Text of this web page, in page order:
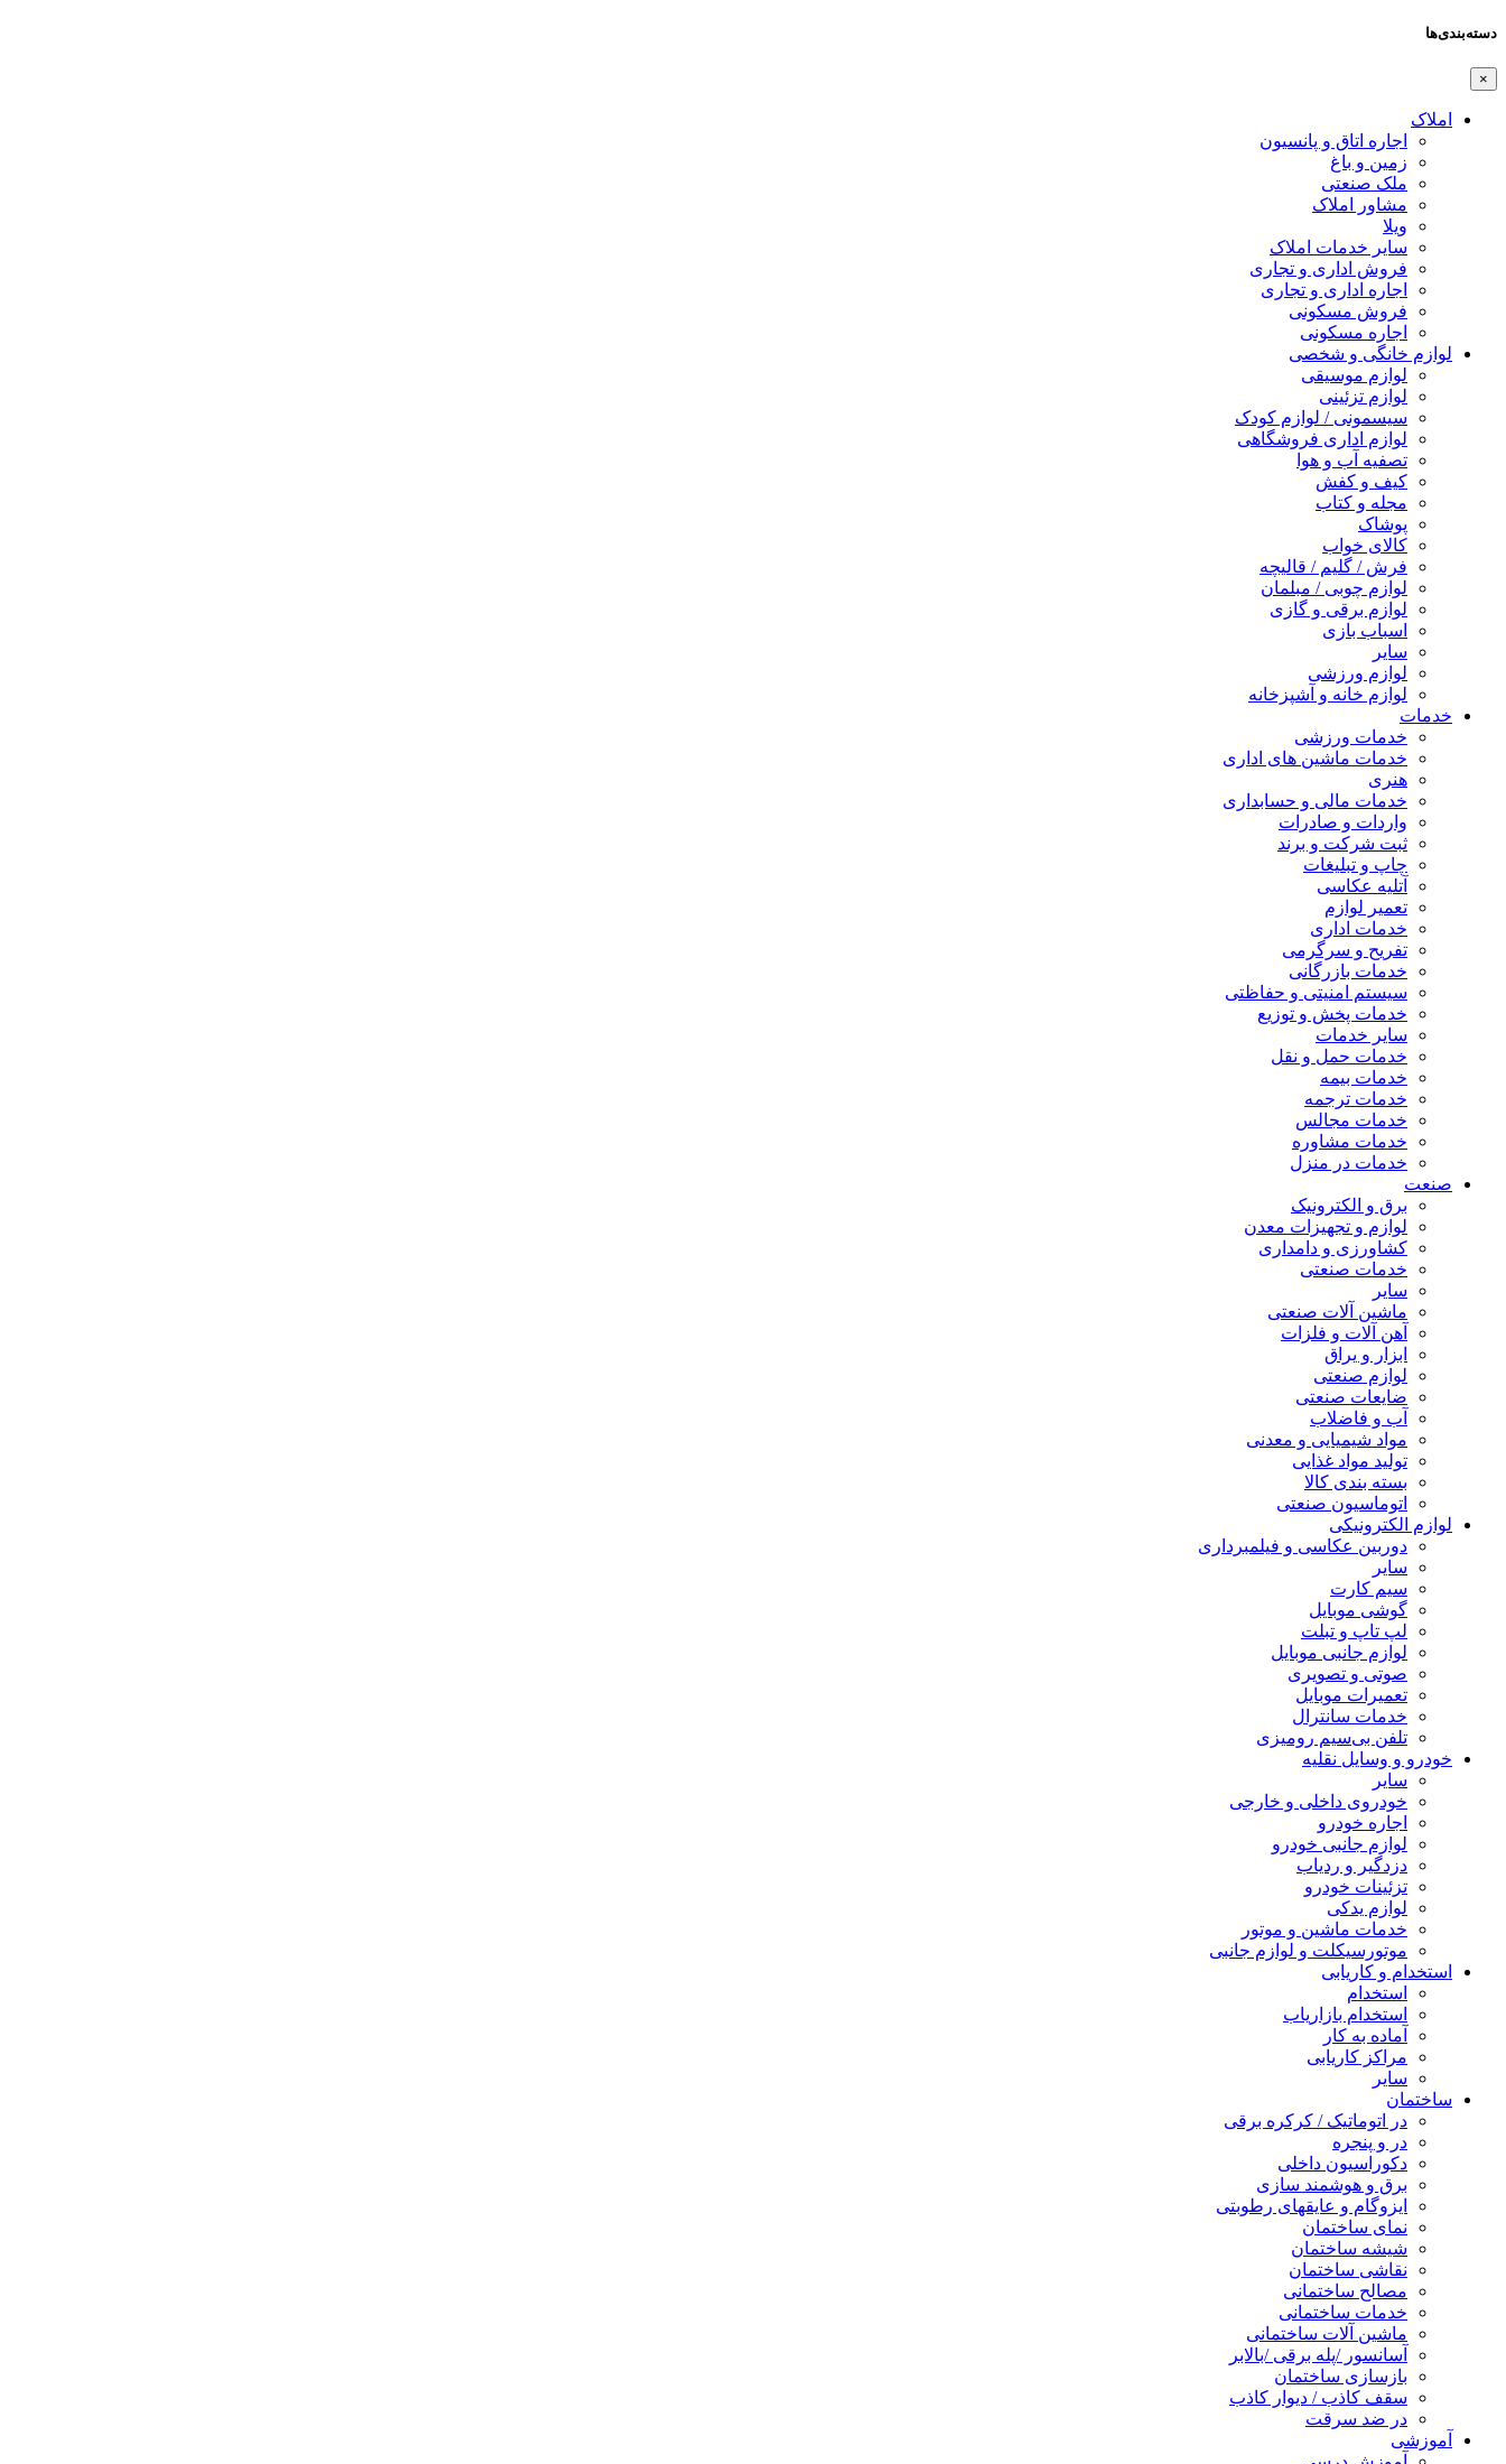
دسته‌بندی‌ها
×
املاک
اجاره اتاق و پانسیون
زمین و باغ
ملک صنعتی
مشاور املاک
ویلا
سایر خدمات املاک
فروش اداری و تجاری
اجاره اداری و تجاری
فروش مسکونی
اجاره مسکونی
لوازم خانگی و شخصی
لوازم موسیقی
لوازم تزئینی
سیسمونی / لوازم کودک
لوازم اداری فروشگاهی
تصفیه آب و هوا
کیف و کفش
مجله و کتاب
پوشاک
کالای خواب
فرش / گلیم / قالیچه
لوازم چوبی / مبلمان
لوازم برقی و گازی
اسباب بازی
سایر
لوازم ورزشی
لوازم خانه و آشپزخانه
خدمات
خدمات ورزشی
خدمات ماشین های اداری
هنری
خدمات مالی و حسابداری
واردات و صادرات
ثبت شرکت و برند
چاپ و تبلیغات
آتلیه عکاسی
تعمیر لوازم
خدمات اداری
تفریح و سرگرمی
خدمات بازرگانی
سیستم امنیتی و حفاظتی
خدمات پخش و توزیع
سایر خدمات
خدمات حمل و نقل
خدمات بیمه
خدمات ترجمه
خدمات مجالس
خدمات مشاوره
خدمات در منزل
صنعت
برق و الکترونیک
لوازم و تجهیزات معدن
کشاورزی و دامداری
خدمات صنعتی
سایر
ماشین آلات صنعتی
آهن آلات و فلزات
ابزار و یراق
لوازم صنعتی
ضایعات صنعتی
آب و فاضلاب
مواد شیمیایی و معدنی
تولید مواد غذایی
بسته بندی کالا
اتوماسیون صنعتی
لوازم الکترونیکی
دوربین عکاسی و فیلمبرداری
سایر
سیم کارت
گوشی موبایل
لپ تاپ و تبلت
لوازم جانبی موبایل
صوتی و تصویری
تعمیرات موبایل
خدمات سانترال
تلفن بی‌سیم رومیزی
خودرو و وسایل نقلیه
سایر
خودروی داخلی و خارجی
اجاره خودرو
لوازم جانبی خودرو
دزدگیر و ردیاب
تزئینات خودرو
لوازم یدکی
خدمات ماشین و موتور
موتورسیکلت و لوازم جانبی
استخدام و کاریابی
استخدام
استخدام بازاریاب
آماده به کار
مراکز کاریابی
سایر
ساختمان
در اتوماتیک / کرکره برقی
در و پنجره
دکوراسیون داخلی
برق و هوشمند سازی
ایزوگام و عایقهای رطوبتی
نمای ساختمان
شیشه ساختمان
نقاشی ساختمان
مصالح ساختمانی
خدمات ساختمانی
ماشین آلات ساختمانی
آسانسور /پله برقی /بالابر
بازسازی ساختمان
سقف کاذب / دیوار کاذب
در ضد سرقت
آموزشی